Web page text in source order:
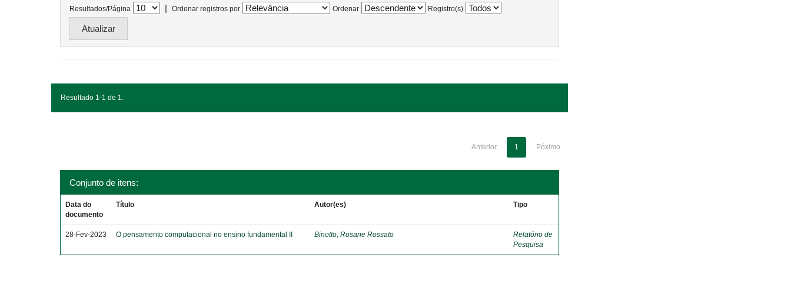
Resultados/Página | Ordenar registros por Ordenar Registro(s)
Resultado 1-1 de 1.
Anterior 1 Póximo
Conjunto de itens:
Data do
documento
Título Autor(es) Tipo
28-Fev-2023 O pensamento computacional no ensino fundamental II Binotto, Rosane Rossato
Relatório de
Pesquisa